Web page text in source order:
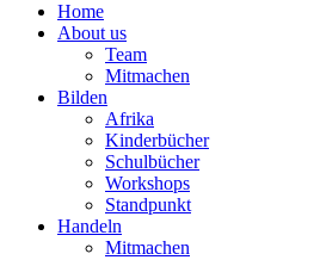
Home
About us
Team
Mitmachen
Bilden
Afrika
Kinderbücher
Schulbücher
Workshops
Standpunkt
Handeln
Mitmachen